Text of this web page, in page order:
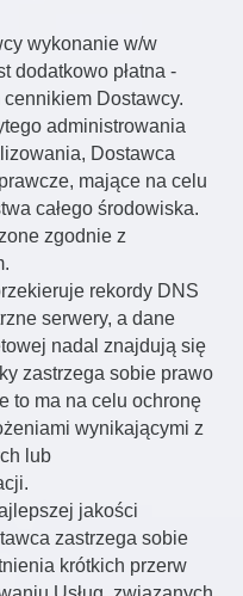
wykonanie w/w
dodatkowo płatna -
Dostawcy.
administrowania
Dostawca
mające na celu
całego środowiska.
zgodnie z
rekordy DNS
serwery, a dane
nadal znajdują się
zastrzega sobie prawo
to ma na celu ochronę
wynikającymi z
lub
jakości
zastrzega sobie
krótkich przerw